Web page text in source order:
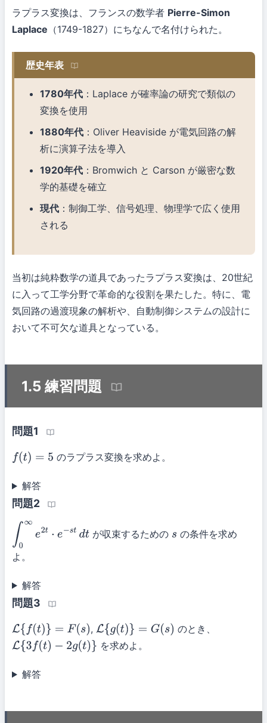
ラプラス変換は、フランスの数学者 Pierre-Simon
Laplace （1749-1827）にちなんで名付けられた。
歴史年表
1780年代 ：Laplace が確率論の研究で類似の
変換を使用
1880年代 ：Oliver Heaviside が電気回路の解
析に演算子法を導入
1920年代 ：Bromwich と Carson が厳密な数
学的基礎を確立
現代 ：制御工学、信号処理、物理学で広く使用
される
当初は純粋数学の道具であったラプラス変換は、20世紀
に入って工学分野で革命的な役割を果たした。特に、電
気回路の過渡現象の解析や、自動制御システムの設計に
おいて不可欠な道具となっている。
1.5 練習問題
問題1
f(t)= 5 のラプラス変換を求めよ。
解答
問題2
0 2 e−s が収束するための s の条件を求め
よ。
解答
問題3
L{f(t)}=F s) , L{g(t)}=G(s )
のとき、
L{3f(t)−2 g( )} を求めよ。
解答